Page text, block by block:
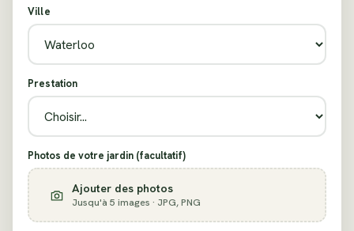
Ville
Prestation
Photos de votre jardin (facultatif)
Ajouter des photos
Jusqu'à 5 images · JPG, PNG